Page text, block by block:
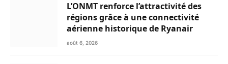
L’ONMT renforce l’attractivité des
régions grâce à une connectivité
aérienne historique de Ryanair
août 6, 2026